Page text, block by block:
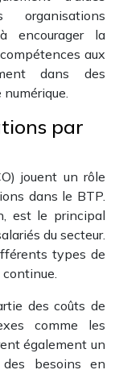
encourager la
aux
dans des
par
jouent un rôle
dans le BTP.
est le principal
du secteur.
types de
des coûts de
comme les
également un
besoins en